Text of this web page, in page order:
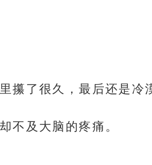
攥了很久，最后还是冷
不及大脑的疼痛。